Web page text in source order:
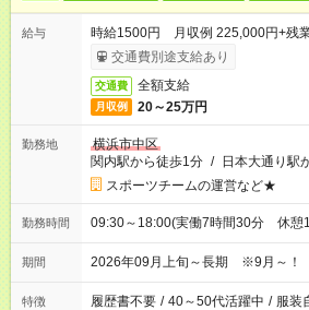
給与
時給1500円 月収例 225,000円+残
交通費別途支給あり
交通費 全額支給
月収例 20～25万円
勤務地
横浜市中区
関内駅から徒歩1分 / 日本大通り駅
スポーツチームの運営など★
勤務時間 09:30～18:00(実働7時間30分 休憩
期間 2026年09月上旬～長期 ※9月～！
特徴 履歴書不要 / 40～50代活躍中 / 服装